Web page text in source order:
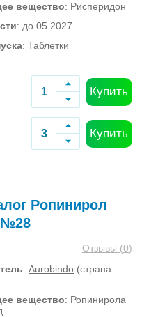
вещество: Рисперидон
: до 05.2027
: Таблетки
Купить
Купить
Ропинирол
№28
Отзывы (0)
: Aurobindo (страна:
вещество: Ропинирола